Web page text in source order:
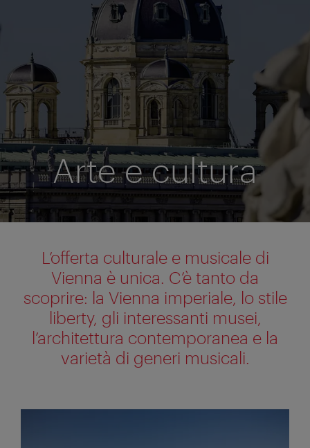
Arte e cultura
L’offerta culturale e musicale di
Vienna è unica. C’è tanto da
scoprire: la Vienna imperiale, lo stile
liberty, gli interessanti musei,
l’architettura contemporanea e la
varietà di generi musicali.